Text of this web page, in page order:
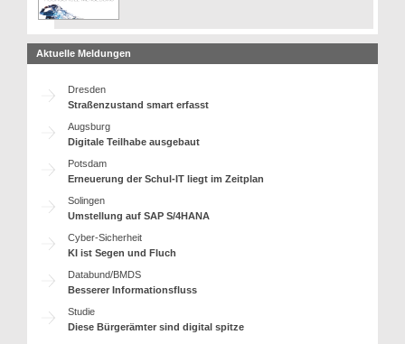
Aktuelle Meldungen
Dresden
Straßenzustand smart erfasst
Augsburg
Digitale Teilhabe ausgebaut
Potsdam
Erneuerung der Schul-IT liegt im Zeitplan
Solingen
Umstellung auf SAP S/4HANA
Cyber-Sicherheit
KI ist Segen und Fluch
Databund/BMDS
Besserer Informationsfluss
Studie
Diese Bürgerämter sind digital spitze